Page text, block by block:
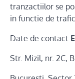
tranzactiilor se
in functie de
Date de contact
Str. Mizil, nr. 2C,